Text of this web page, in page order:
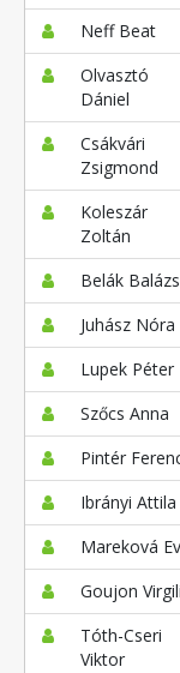
Neff Beat
Olvasztó
Dániel
Csákvári
Zsigmond
Koleszár
Zoltán
Belák Balázs
Juhász Nóra
Lupek Péter
Szőcs Anna
Pintér
Ibrányi Attila
Mareková
Goujon
Tóth-Cseri
Viktor